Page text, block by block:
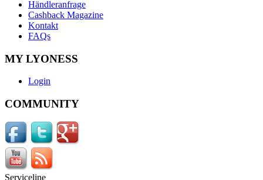
Händleranfrage
Cashback Magazine
Kontakt
FAQs
MY LYONESS
Login
COMMUNITY
Serviceline